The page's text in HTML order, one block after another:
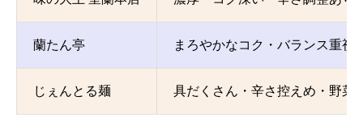
蘭たん亭 まろやかなコク・バランス重視
じぇんとる麺 具だくさん・辛さ控えめ・野菜